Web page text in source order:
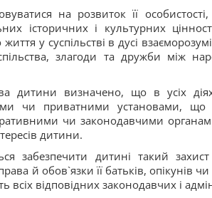
на розвиток її
історичних і культурних
у суспільстві в дусі
злагоди та дружби між
дитини визначено, що в усіх
чи приватними установами, що
чи законодавчими
дитини.
забезпечити дитині такий
й обов`язки її батьків, опікунів чи
відповідних законодавчих і